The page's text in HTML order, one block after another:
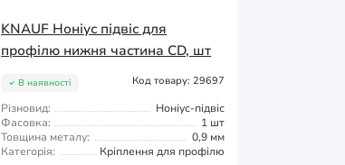
KNAUF Ноніус підвіс для
профілю нижня частина CD, шт
В наявності Код товару: 29697
Різновид:
Ноніус-підвіс
Фасовка:
1 шт
Товщина металу:
0,9 мм
Категорія:
Кріплення для профілю